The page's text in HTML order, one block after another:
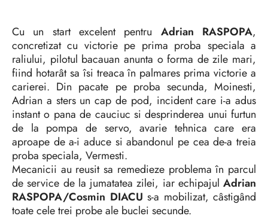
Cu un start excelent pentru Adrian RASPOPA,
concretizat cu victorie pe prima proba speciala a
raliului, pilotul bacauan anunta o forma de zile mari,
fiind hotarât sa îsi treaca în palmares prima victorie a
carierei. Din pacate pe proba secunda, Moinesti,
Adrian a sters un cap de pod, incident care i-a adus
instant o pana de cauciuc si desprinderea unui furtun
de la pompa de servo, avarie tehnica care era
aproape de a-i aduce si abandonul pe cea de-a treia
proba speciala, Vermesti.
Mecanicii au reusit sa remedieze problema în parcul
de service de la jumatatea zilei, iar echipajul Adrian
RASPOPA/Cosmin DIACU s-a mobilizat, câstigând
toate cele trei probe ale buclei secunde.